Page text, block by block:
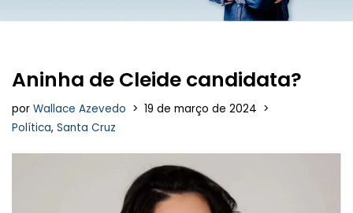
Aninha de Cleide candidata?
por Wallace Azevedo
19 de março de 2024
Política, Santa Cruz